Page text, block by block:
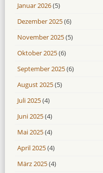
Januar 2026(5)
Dezember 2025(6)
November 2025(5)
Oktober 2025(6)
September 2025(6)
August 2025(5)
Juli 2025(4)
Juni 2025(4)
Mai 2025(4)
April 2025(4)
März 2025(4)